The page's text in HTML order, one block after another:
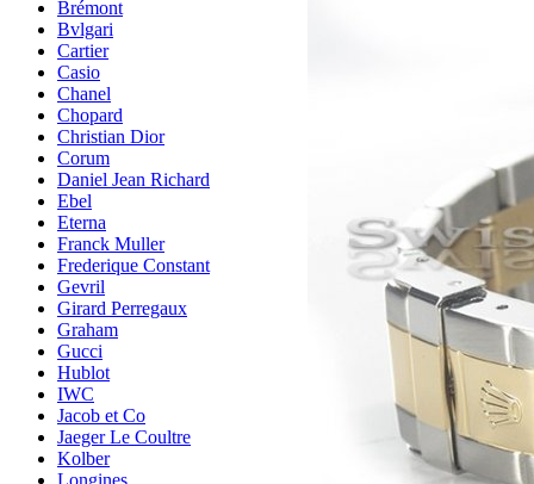
Brémont
Bvlgari
Cartier
Casio
Chanel
Chopard
Christian Dior
Corum
Daniel Jean Richard
Ebel
Eterna
Franck Muller
Frederique Constant
Gevril
Girard Perregaux
Graham
Gucci
Hublot
IWC
Jacob et Co
Jaeger Le Coultre
Kolber